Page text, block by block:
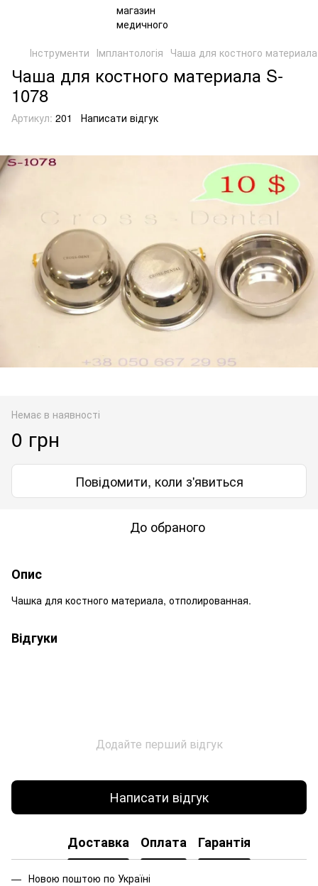
Інструменти Імплантологія Чаша для костного
Чаша для костного материала S-
1078
Артикул: 201 Написати відгук
Немає в наявності
0 грн
Повідомити, коли з'явиться
До обраного
Опис
Чашка для костного материала, отполированная.
Відгуки
Додайте перший відгук
Написати відгук
Доставка Оплата Гарантія
Новою поштою по Україні